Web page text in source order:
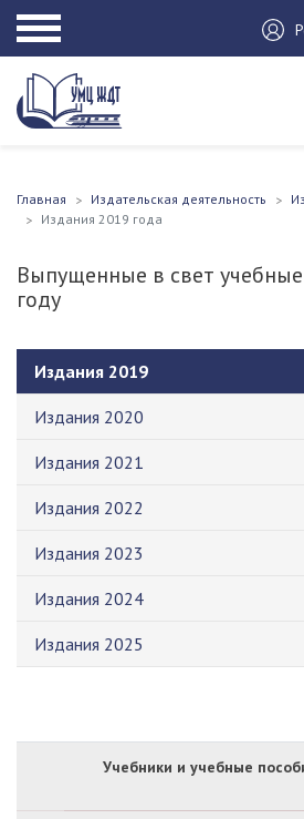
Главная Издательская деятельность
Издания 2019 года
Выпущенные в свет
году
Издания 2019
Издания 2020
Издания 2021
Издания 2022
Издания 2023
Издания 2024
Издания 2025
Учебники и учебные